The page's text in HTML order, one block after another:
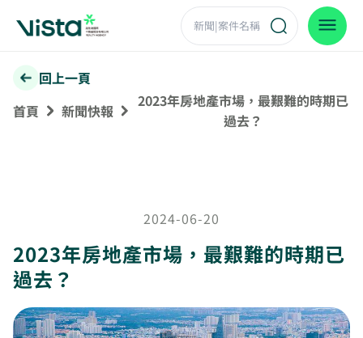
回上一頁
首頁
新聞快報
2023年房地產市場，最艱難的時期已
過去？
2024-06-20
2023年房地產市場，最艱難的時期已
過去？